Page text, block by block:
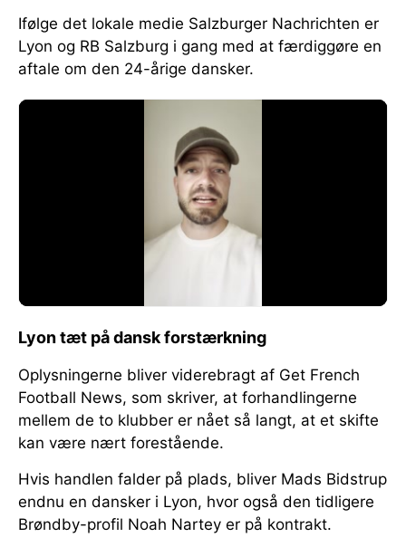
Ifølge det lokale medie Salzburger Nachrichten er
Lyon og RB Salzburg i gang med at færdiggøre en
aftale om den 24-årige dansker.
Lyon tæt på dansk forstærkning
Oplysningerne bliver viderebragt af Get French
Football News, som skriver, at forhandlingerne
mellem de to klubber er nået så langt, at et skifte
kan være nært forestående.
Hvis handlen falder på plads, bliver Mads Bidstrup
endnu en dansker i Lyon, hvor også den tidligere
Brøndby-profil Noah Nartey er på kontrakt.